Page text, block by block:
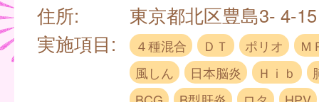
住所:
東京都北区豊島3- 4-
実施項目:
４種混合 ＤＴ ポリオ
Ｍ
風しん
日本脳炎 Ｈｉｂ